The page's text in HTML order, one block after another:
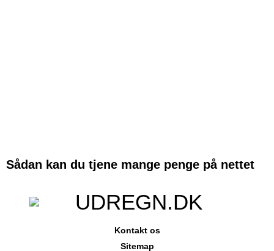
Sådan kan du tjene mange penge på nettet
Kontakt os
Sitemap